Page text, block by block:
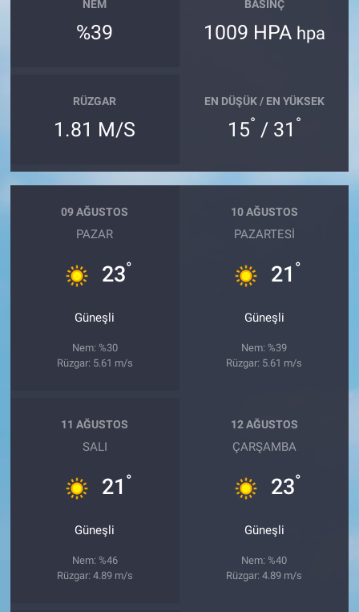
NEM
%39
BASINÇ
1009 HPA hpa
RÜZGAR
1.81 M/S
EN DÜŞÜK / EN YÜKSEK
15° / 31 °
09 AĞUSTOS
PAZAR
23°
Güneşli
Nem: %30
Rüzgar: 5.61 m/s
10 AĞUSTOS
PAZARTESI
21 °
Güneşli
Nem: %39
Rüzgar: 5.61 m/s
11 AĞUSTOS
SALI
21 °
Güneşli
Nem: %46
Rüzgar: 4.89 m/s
12 AĞUSTOS
ÇARŞAMBA
23°
Güneşli
Nem: %40
Rüzgar: 4.89 m/s